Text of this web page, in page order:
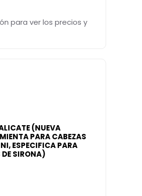
para ver los precios y
(NUEVA
PARA CABEZAS
ESPECIFICA PARA
SIRONA)